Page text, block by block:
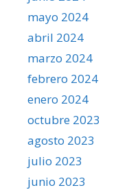
mayo 2024
abril 2024
marzo 2024
febrero 2024
enero 2024
octubre 2023
agosto 2023
julio 2023
junio 2023